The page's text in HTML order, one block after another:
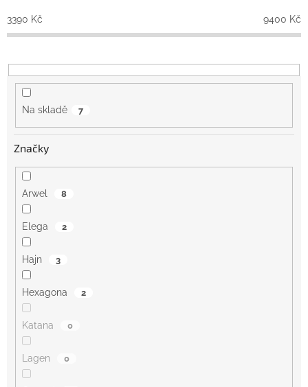
o
d
k
t
3390 Kč 9400 Kč
Na skladě 7
Značky
Arwel 8
Elega 2
Hajn 3
Hexagona 2
Katana 0
Lagen 0